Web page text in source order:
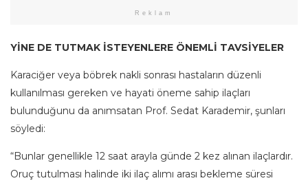
Reklam
YİNE DE TUTMAK İSTEYENLERE ÖNEMLİ TAVSİYELER
Karaciğer veya böbrek nakli sonrası hastaların düzenli
kullanılması gereken ve hayati öneme sahip ilaçları
bulunduğunu da anımsatan Prof. Sedat Karademir, şunları
söyledi:
“Bunlar genellikle 12 saat arayla günde 2 kez alınan ilaçlardır.
Oruç tutulması halinde iki ilaç alımı arası bekleme süresi